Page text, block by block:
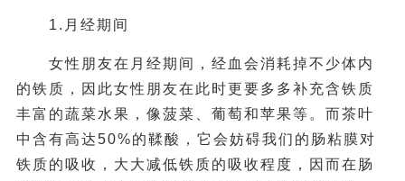
1.月经期间
女性朋友在月经期间，经血会消耗掉不少体内
的铁质，因此女性朋友在此时更要多多补充含铁质
丰富的蔬菜水果，像菠菜、葡萄和苹果等。而茶叶
中含有高达50%的鞣酸，它会妨碍我们的肠粘膜对
铁质的吸收，大大减低铁质的吸收程度，因而在肠